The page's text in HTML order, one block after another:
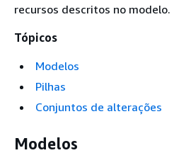
recursos descritos no modelo.
Tópicos
Modelos
Pilhas
Conjuntos de alterações
Modelos